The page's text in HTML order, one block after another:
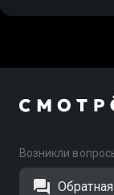
Возникли